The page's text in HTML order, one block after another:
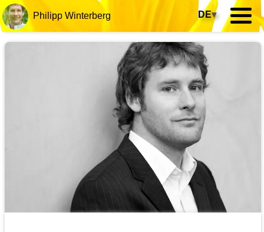
Philipp Winterberg DE▾